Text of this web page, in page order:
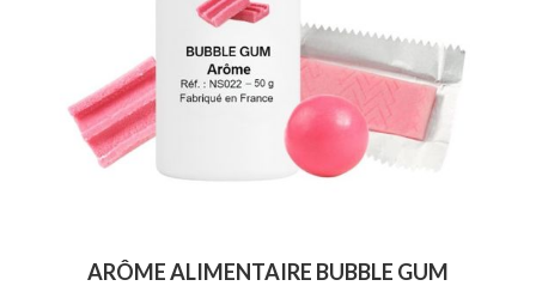
ARÔME ALIMENTAIRE BUBBLE GUM